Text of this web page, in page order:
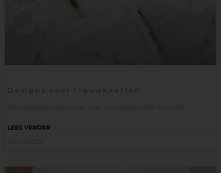
Designs voor trouwkaarten
Uitnodigingen zetten de toon voor een bruiloft en je wilt
LEES VERDER